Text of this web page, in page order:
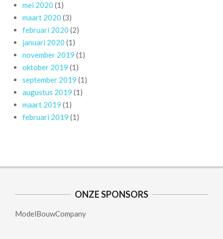
mei 2020 (1)
maart 2020 (3)
februari 2020 (2)
januari 2020 (1)
november 2019 (1)
oktober 2019 (1)
september 2019 (1)
augustus 2019 (1)
maart 2019 (1)
februari 2019 (1)
ONZE SPONSORS
ModelBouwCompany